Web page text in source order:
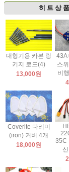
히 트 상 품
대형기용 카본 링
키지 로드(4)
13,000원
43A
스
비
Coverite 다리미
(iron) 커버 4개
18,000원
35C